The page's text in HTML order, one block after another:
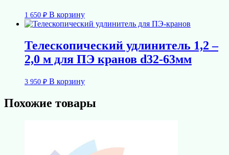
1 650 ₽ В корзину
Телескопический удлинитель 1,2 –
2,0 м для ПЭ кранов d32-63мм
3 950 ₽ В корзину
Похожие товары